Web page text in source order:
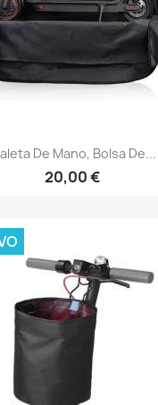
Vista rápida
De Mano, Bolsa De...
20,00 €